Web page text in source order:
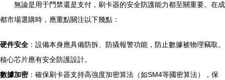
無論是用于門禁還是支付，刷卡器的安全防護能力都至關重要。在成
都市場選購時，應重點關注以下幾點：
硬件安全 ：設備本身應具備防拆、防撬報警功能，防止數據被物理竊取。
核心芯片應有安全防護設計。
數據加密：確保刷卡器支持高強度加密算法（如SM4等國密算法），保